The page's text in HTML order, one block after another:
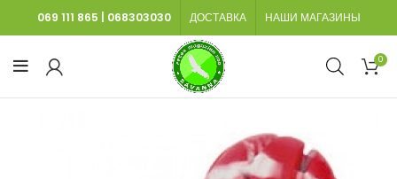
069 111 865 068303030 ДОСТАВКА НАШИ МАГАЗИНЫ
0